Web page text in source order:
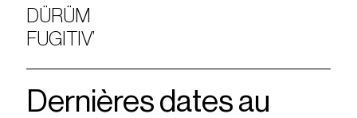
DÜRÜM
FUGITIV’
Dernières dates au